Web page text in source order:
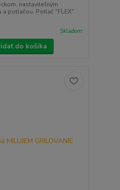
nastaviteľným
potlačou. Potlač "FLEX"
Skladom
do košíka